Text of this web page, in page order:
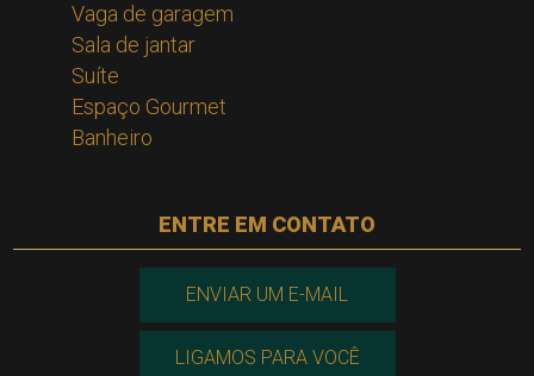
Vaga de garagem
Sala de jantar
Suíte
Espaço Gourmet
Banheiro
ENTRE EM CONTATO
ENVIAR UM E-MAIL
LIGAMOS PARA VOCÊ